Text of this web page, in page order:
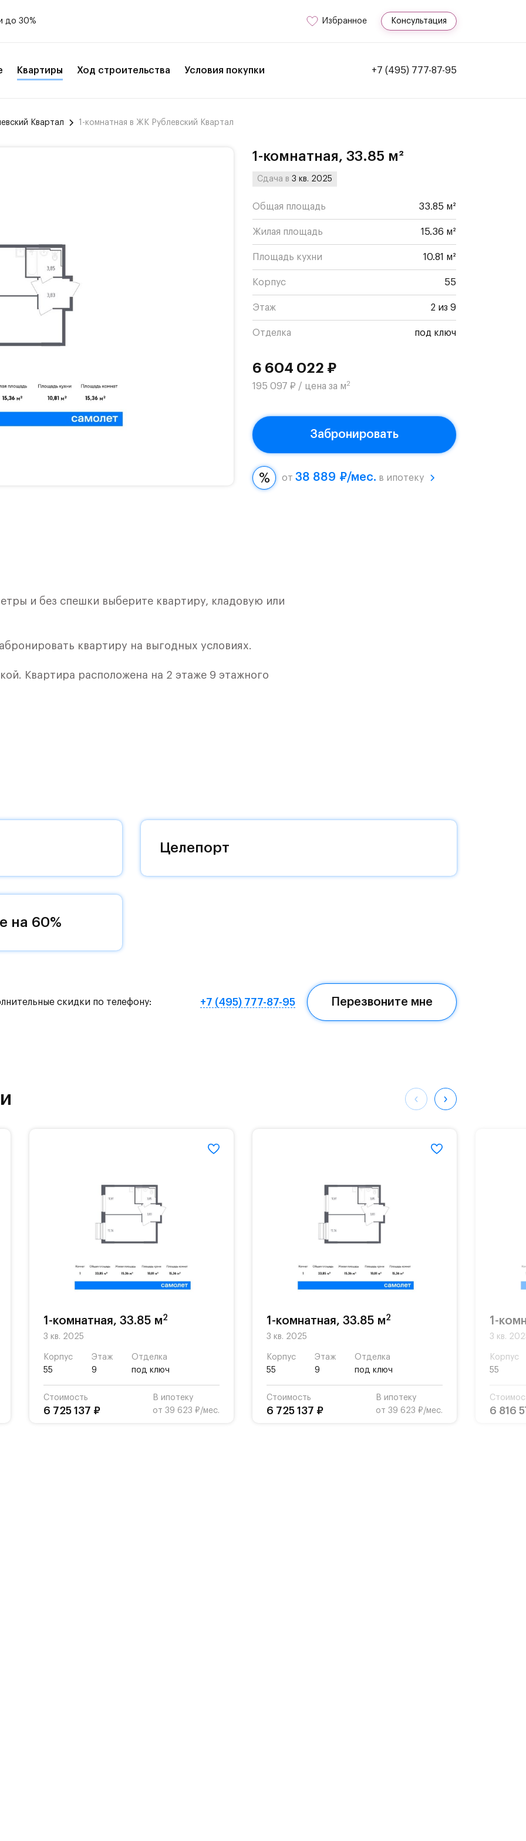
до 30% Избранное Консультация
Квартиры Ход строительства Условия покупки +7 (495) 777-87-95
Квартал 1-комнатная в ЖК Рублевский Квартал
1-комнатная, 33.85 м²
Сдача в3 кв. 2025
Общая площадь 33.85 м²
Жилая площадь 15.36 м²
Площадь кухни 10.81 м²
Корпус 55
Этаж 2 из 9
Отделка под ключ
6 604 022 ₽
195 097 ₽ / цена за м2
Забронировать
от 38 889 ₽/мес. в ипотеку
и без спешки выберите квартиру, кладовую или
квартиру на выгодных условиях.
Квартира расположена на 2 этаже 9 этажного
престижный статус западного
«своей» территорией, куда хочется
на Красногорское и Рублево-Успенское шоссе.
метро МЦД «Одинцово».
на «Северный обход Одинцово».
сад и школу. Также для наиболее одарённых
гимназии «Жуковка».
Целепорт
на 60%
скидки по телефону: +7 (495) 777-87-95 Перезвоните мне
1-комнатная, 33.85 м2
3 кв. 2025
Корпус
55
Этаж
9
Отделка
под ключ
Стоимость
6 725 137 ₽
В ипотеку
от 39 623 ₽/мес.
1-комнатная, 33.85 м2
3 кв. 2025
Корпус
55
Этаж
9
Отделка
под ключ
Стоимость
6 725 137 ₽
В ипотеку
от 39 623 ₽/мес.
1-
3 кв.
Корпус
55
6 816